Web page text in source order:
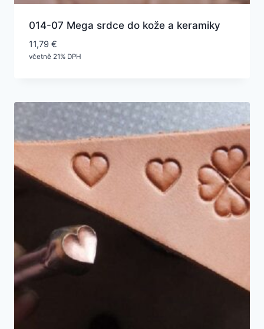
014-07 Mega srdce do kože a keramiky
11,79 €
včetně 21% DPH